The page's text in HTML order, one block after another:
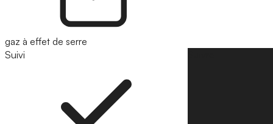
gaz à effet de serre
Suivi